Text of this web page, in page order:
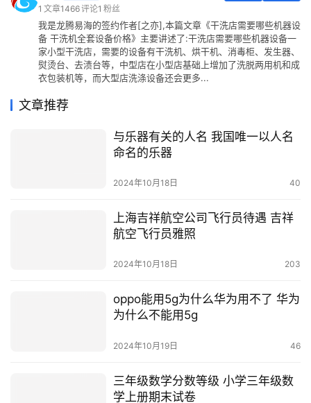
1 文章1466评论1 粉丝
我是龙腾易海的签约作者[之亦],本篇文章《干洗店需要哪些机器设
备 干洗机全套设备价格》主要讲述了:干洗店需要哪些机器设备一
家小型干洗店，需要的设备有干洗机、烘干机、消毒柜、发生器、
熨烫台、去渍台等，中型店在小型店基础上增加了洗脱两用机和成
衣包装机等，而大型店洗涤设备还会更多...
文章推荐
与乐器有关的人名 我国唯一以人名
命名的乐器
2024年10月18日 40
上海吉祥航空公司飞行员待遇 吉祥
航空飞行员雅照
2024年10月18日 203
oppo能用5g为什么华为用不了 华为
为什么不能用5g
2024年10月19日 46
三年级数学分数等级 小学三年级数
学上册期末试卷